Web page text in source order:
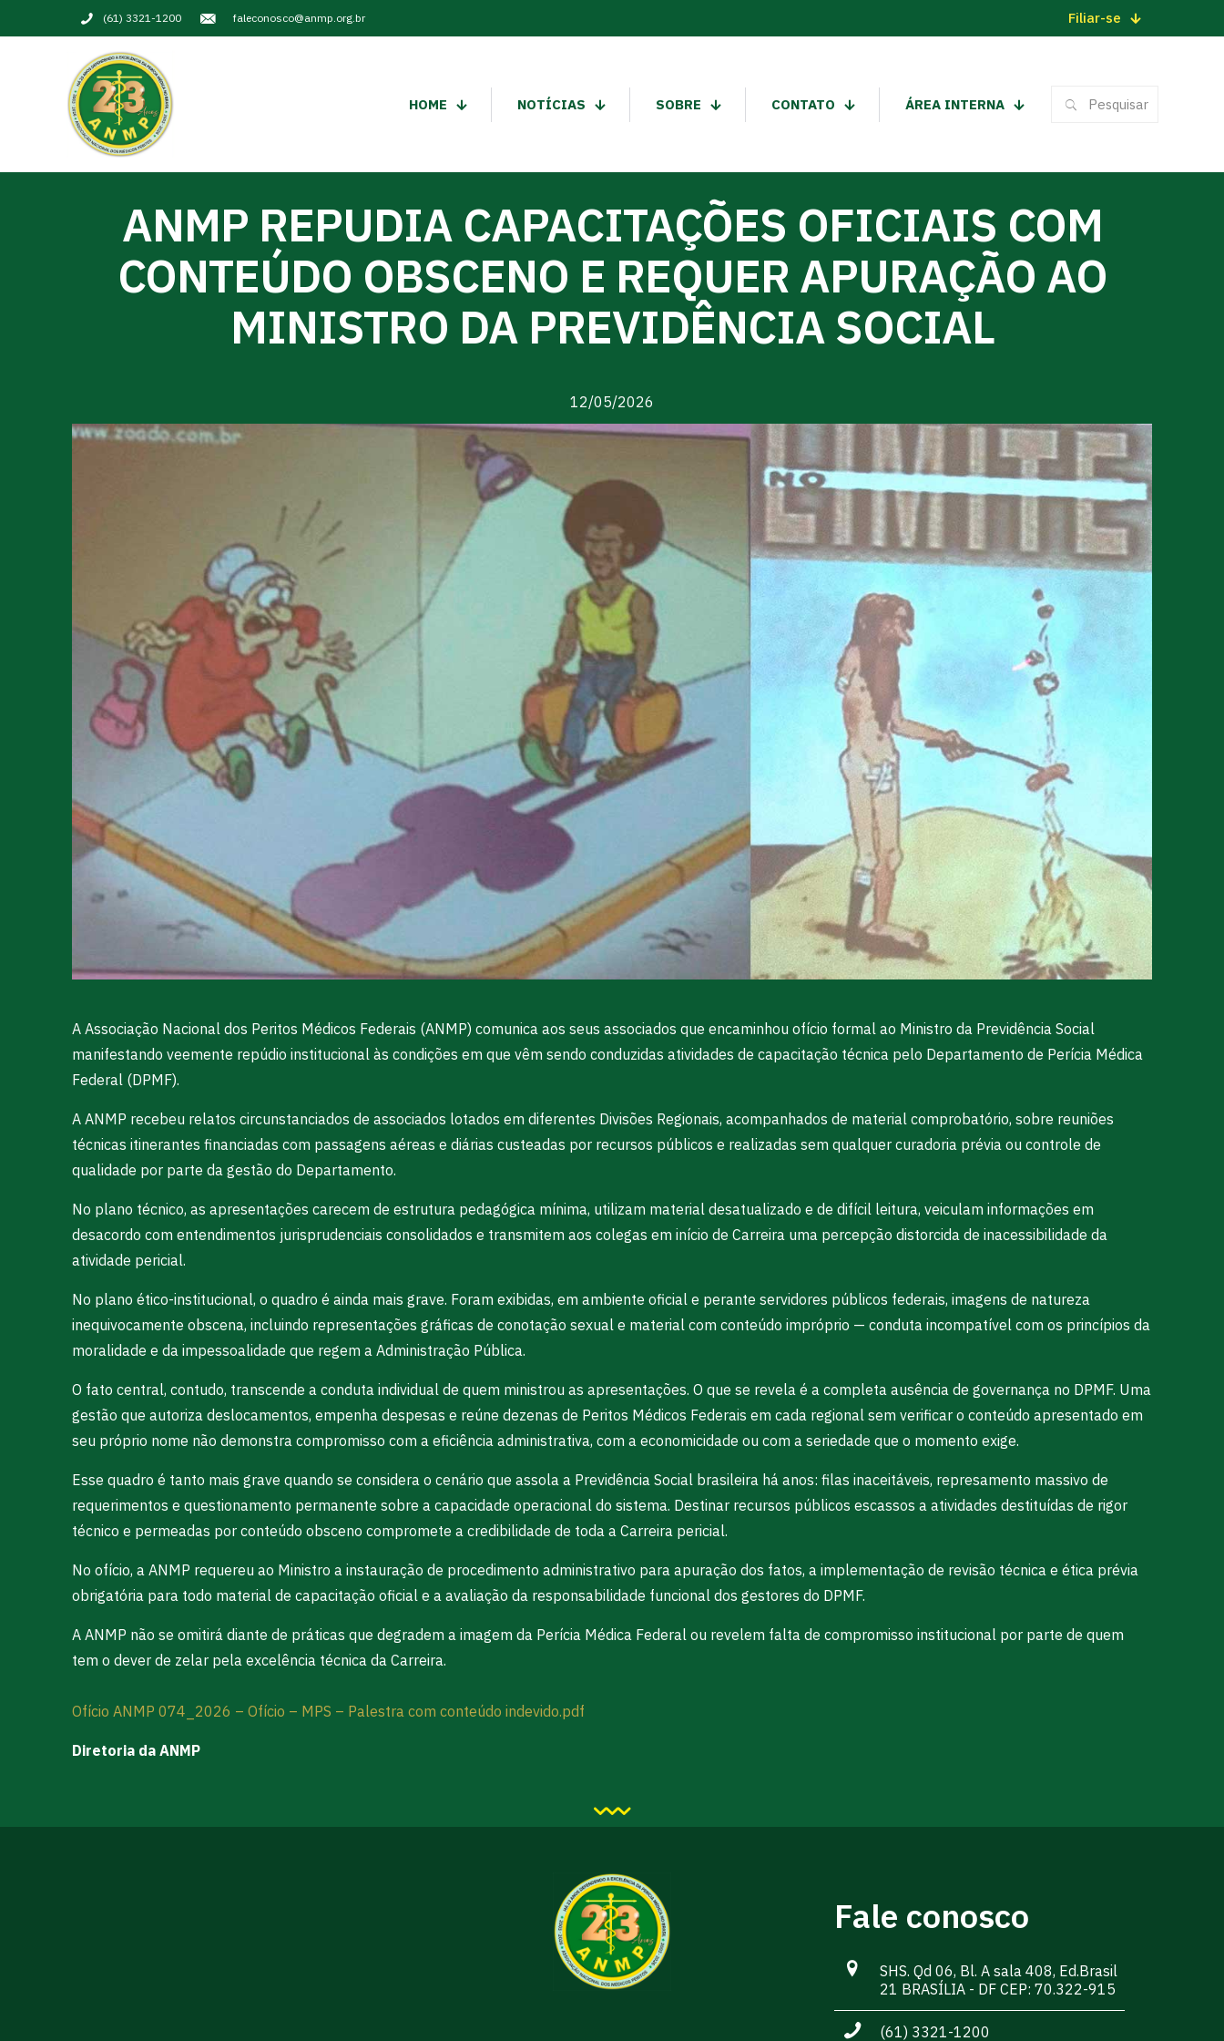
(61) 3321-1200 faleconosco@anmp.org.br Filiar-se
HOME NOTÍCIAS SOBRE CONTATO ÁREA INTERNA
ANMP REPUDIA CAPACITAÇÕES OFICIAIS COM
CONTEÚDO OBSCENO E REQUER APURAÇÃO AO
MINISTRO DA PREVIDÊNCIA SOCIAL
12/05/2026
A Associação Nacional dos Peritos Médicos Federais (ANMP) comunica aos seus associados que encaminhou ofício formal ao Ministro da Previdência Social
manifestando veemente repúdio institucional às condições em que vêm sendo conduzidas atividades de capacitação técnica pelo Departamento de Perícia Médica
Federal (DPMF).
A ANMP recebeu relatos circunstanciados de associados lotados em diferentes Divisões Regionais, acompanhados de material comprobatório, sobre reuniões
técnicas itinerantes financiadas com passagens aéreas e diárias custeadas por recursos públicos e realizadas sem qualquer curadoria prévia ou controle de
qualidade por parte da gestão do Departamento.
No plano técnico, as apresentações carecem de estrutura pedagógica mínima, utilizam material desatualizado e de difícil leitura, veiculam informações em
desacordo com entendimentos jurisprudenciais consolidados e transmitem aos colegas em início de Carreira uma percepção distorcida de inacessibilidade da
atividade pericial.
No plano ético-institucional, o quadro é ainda mais grave. Foram exibidas, em ambiente oficial e perante servidores públicos federais, imagens de natureza
inequivocamente obscena, incluindo representações gráficas de conotação sexual e material com conteúdo impróprio — conduta incompatível com os princípios da
moralidade e da impessoalidade que regem a Administração Pública.
O fato central, contudo, transcende a conduta individual de quem ministrou as apresentações. O que se revela é a completa ausência de governança no DPMF. Uma
gestão que autoriza deslocamentos, empenha despesas e reúne dezenas de Peritos Médicos Federais em cada regional sem verificar o conteúdo apresentado em
seu próprio nome não demonstra compromisso com a eficiência administrativa, com a economicidade ou com a seriedade que o momento exige.
Esse quadro é tanto mais grave quando se considera o cenário que assola a Previdência Social brasileira há anos: filas inaceitáveis, represamento massivo de
requerimentos e questionamento permanente sobre a capacidade operacional do sistema. Destinar recursos públicos escassos a atividades destituídas de rigor
técnico e permeadas por conteúdo obsceno compromete a credibilidade de toda a Carreira pericial.
No ofício, a ANMP requereu ao Ministro a instauração de procedimento administrativo para apuração dos fatos, a implementação de revisão técnica e ética prévia
obrigatória para todo material de capacitação oficial e a avaliação da responsabilidade funcional dos gestores do DPMF.
A ANMP não se omitirá diante de práticas que degradem a imagem da Perícia Médica Federal ou revelem falta de compromisso institucional por parte de quem
tem o dever de zelar pela excelência técnica da Carreira.
Ofício ANMP 074_2026 – Ofício – MPS – Palestra com conteúdo indevido.pdf
Diretoria da ANMP
Fale conosco
SHS. Qd 06, Bl. A sala 408, Ed.Brasil
21 BRASÍLIA - DF CEP: 70.322-915
(61) 3321-1200